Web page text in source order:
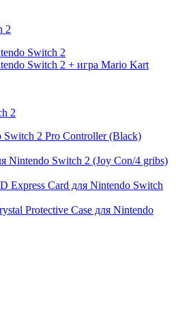
2
Switch 2
Switch 2 + игра Mario Kart
2
Switch 2 Pro Controller (Black)
Nintendo Switch 2 (Joy Con/4 gribs)
Express Card для Nintendo Switch
Protective Case для Nintendo